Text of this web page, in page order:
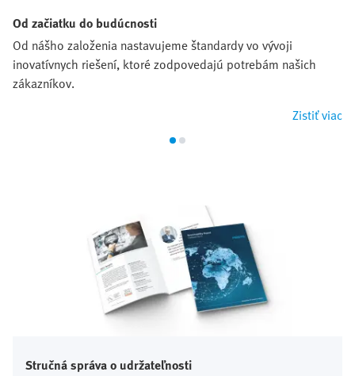
Od začiatku do budúcnosti
Od nášho založenia nastavujeme štandardy vo vývoji
inovatívnych riešení, ktoré zodpovedajú potrebám našich
zákazníkov.
Zistiť viac
Stručná správa o udržateľnosti